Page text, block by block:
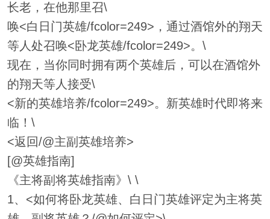
长老，在他那里召\
唤<白日门英雄/fcolor=249>，通过酒馆外的翔天
等人处召唤<卧龙英雄/fcolor=249>。\
现在，当你同时拥有两个英雄后，可以在酒馆外
的翔天等人接受\
<新的英雄培养/fcolor=249>。新英雄时代即将来
临！\
<返回/@主副英雄培养>
[@英雄指南]
《主将副将英雄指南》\ \
1、<如何将卧龙英雄、白日门英雄评定为主将英